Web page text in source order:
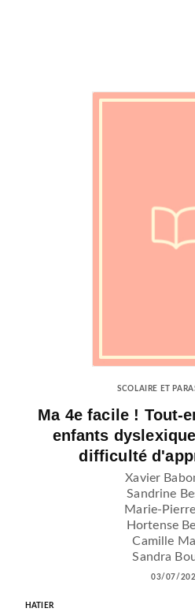
SCOLAIRE ET
Ma 4e facile ! Tout-
enfants
difficulté
Xavier
Sandrine
Marie-
Hortense
Camille
Sandra
03/07/
HATIER